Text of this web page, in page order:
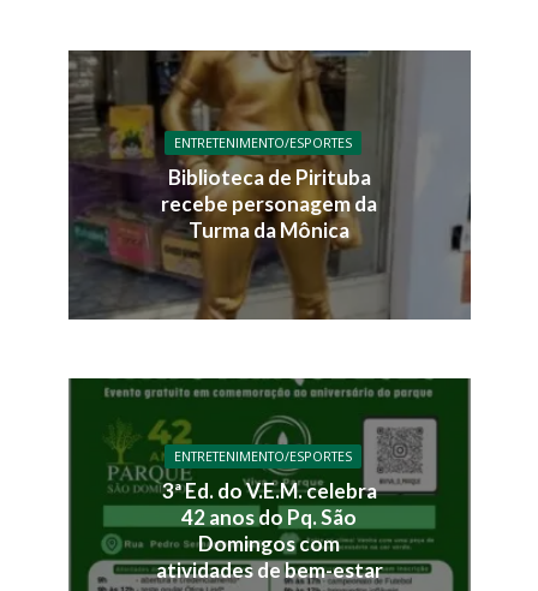
ENTRETENIMENTO/ESPORTES
Biblioteca de Pirituba
recebe personagem da
Turma da Mônica
ENTRETENIMENTO/ESPORTES
3ª Ed. do V.E.M. celebra
42 anos do Pq. São
Domingos com
atividades de bem-estar